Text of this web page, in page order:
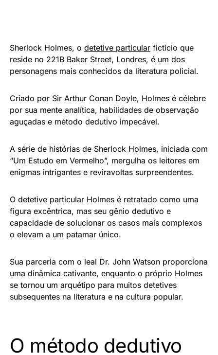
Sherlock Holmes, o detetive particular fictício que
reside no 221B Baker Street, Londres, é um dos
personagens mais conhecidos da literatura policial.
Criado por Sir Arthur Conan Doyle, Holmes é célebre
por sua mente analítica, habilidades de observação
aguçadas e método dedutivo impecável.
A série de histórias de Sherlock Holmes, iniciada com
“Um Estudo em Vermelho”, mergulha os leitores em
enigmas intrigantes e reviravoltas surpreendentes.
O detetive particular Holmes é retratado como uma
figura excêntrica, mas seu gênio dedutivo e
capacidade de solucionar os casos mais complexos
o elevam a um patamar único.
Sua parceria com o leal Dr. John Watson proporciona
uma dinâmica cativante, enquanto o próprio Holmes
se tornou um arquétipo para muitos detetives
subsequentes na literatura e na cultura popular.
O método dedutivo